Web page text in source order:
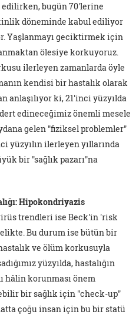
edilirken, bugün 70'lerine
döneminde kabul ediliyor
Yaşlanmayı geciktirmek için
ölesiye korkuyoruz.
ilerleyen zamanlarda öyle
kendisi bir hastalık olarak
anlaşılıyor ki, 21'inci yüzyılda
edineceğimiz önemli mesele
gelen "fiziksel problemler"
yüzyılın ilerleyen yıllarında
bir "sağlık pazarı"na
Hipokondriyazis
trendleri ise Beck'in 'risk
Bu durum ise bütün bir
ve ölüm korkusuyla
yüzyılda, hastalığın
hâlin korunması önem
bir sağlık için "check-up"
çoğu insan için bu bir statü